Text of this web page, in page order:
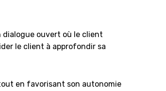
dialogue ouvert où le client
le client à approfondir sa
en favorisant son autonomie